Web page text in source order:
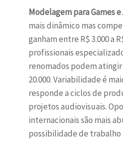
Modelagem para Games e
mais dinâmico mas
ganham entre R$ 3.000 a
profissionais
renomados podem atingir
20.000. Variabilidade é
responde a ciclos de
projetos audiovisuais.
internacionais são mais
possibilidade de trabalho